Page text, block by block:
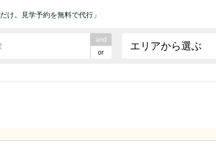
け。見学予約を無料で代行」
and
or
エリアから選ぶ